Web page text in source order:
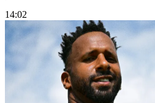
14:02